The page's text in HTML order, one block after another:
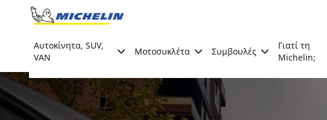
Go to page content
Αυτοκίνητα, SUV,
VAN
Μοτοσυκλέτα Συμβουλές
Γιατί τη
Michelin;